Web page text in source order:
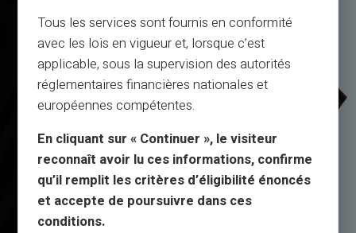
Tous les services sont fournis en conformité
avec les lois en vigueur et, lorsque c’est
applicable, sous la supervision des autorités
réglementaires financières nationales et
européennes compétentes.
En cliquant sur « Continuer », le visiteur
reconnaît avoir lu ces informations, confirme
qu’il remplit les critères d’éligibilité énoncés
et accepte de poursuivre dans ces
conditions.